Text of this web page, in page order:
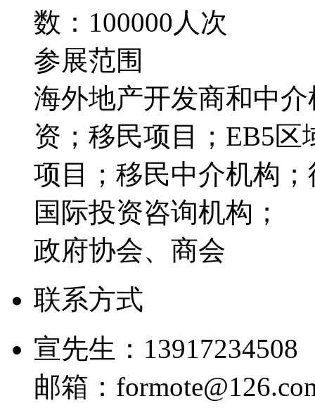
数：100000人次
参展范围
海外地产开发商和中
资；移民项目；EB5
项目；移民中介机构
国际投资咨询机构；
政府协会、商会
联系方式
宣先生：
邮箱：